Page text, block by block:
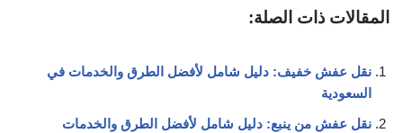
المقالات ذات الصلة:
نقل عفش خفيف: دليل شامل لأفضل الطرق والخدمات في
السعودية
نقل عفش من ينبع: دليل شامل لأفضل الطرق والخدمات